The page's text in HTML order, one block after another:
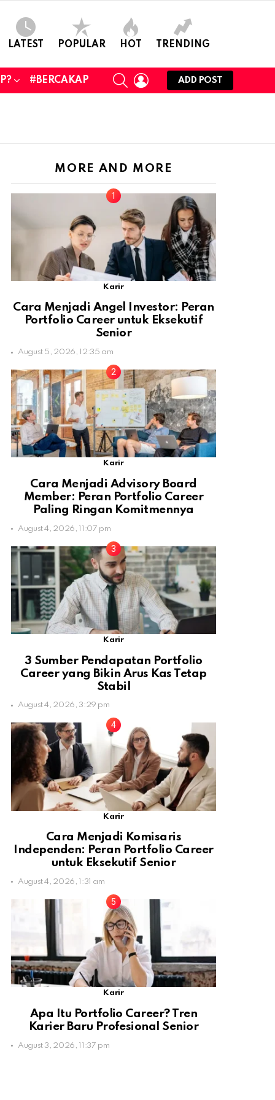
LATEST POPULAR HOT TRENDING
#BERCAKAP
SEARCHLOGIN
ADD POST
MORE AND MORE
Karir
Cara Menjadi Angel Investor: Peran
Portfolio Career untuk Eksekutif
Senior
August 5, 2026, 12:35 am
Karir
Cara Menjadi Advisory Board
Member: Peran Portfolio Career
Paling Ringan Komitmennya
August 4, 2026, 11:07 pm
Karir
3 Sumber Pendapatan Portfolio
Career yang Bikin Arus Kas Tetap
Stabil
August 4, 2026, 3:29 pm
Karir
Cara Menjadi Komisaris
Independen: Peran Portfolio Career
untuk Eksekutif Senior
August 4, 2026, 1:31 am
Karir
Apa Itu Portfolio Career? Tren
Karier Baru Profesional Senior
August 3, 2026, 11:37 pm